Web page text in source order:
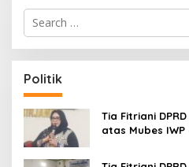
S
r
c
h
f
o
:
Politik
Tia Fitriani
atas Mubes